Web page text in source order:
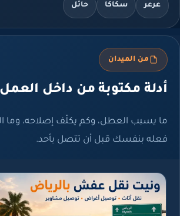
عرعر سكاكا حائل
من الميدان
مكتوبة من داخل العمل
يسبب العطل، وكم يكلّف إصلاحه، وما
بنفسك قبل أن تتصل بأحد.